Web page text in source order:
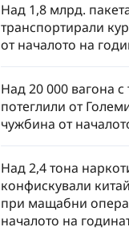
Над 1,8 млрд.
транспортирали
от началото на
Над 20 000 вагона с
потеглили от
чужбина от
Над 2,4 тона
конфискували
при мащабни
началото на